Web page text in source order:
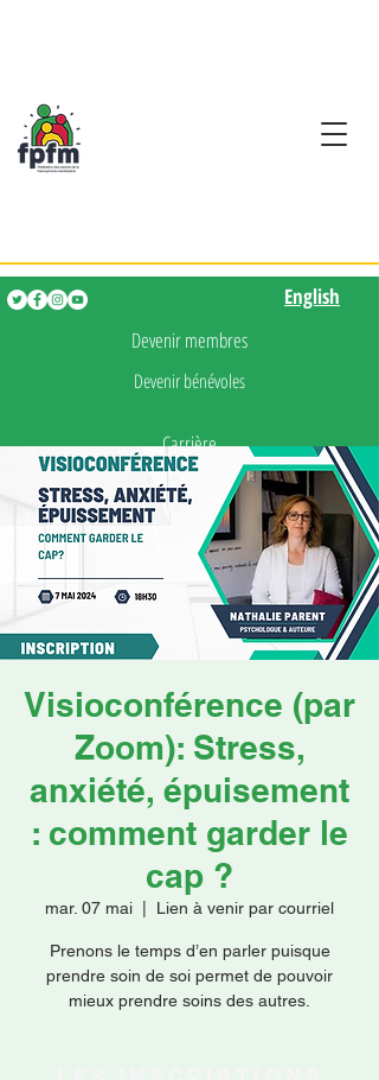
Devenir membres
Devenir bénévoles
Carrière
Presse
Faire un don
English
Visioconférence (par
Zoom): Stress,
anxiété, épuisement
: comment garder le
cap ?
mar. 07 mai Lien à venir par courriel
Prenons le temps d’en parler puisque
prendre soin de soi permet de pouvoir
mieux prendre soins des autres.